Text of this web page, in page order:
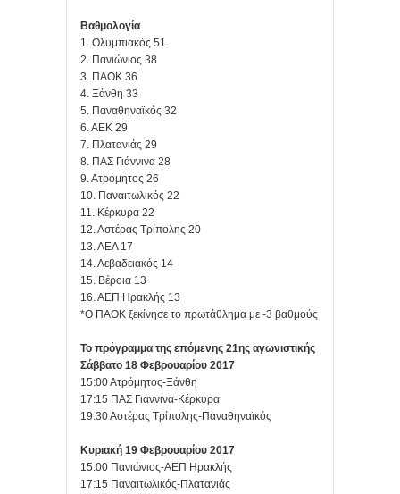
Βαθμολογία
1. Ολυμπιακός 51
2. Πανιώνιος 38
3. ΠΑΟΚ 36
4. Ξάνθη 33
5. Παναθηναϊκός 32
6. ΑΕΚ 29
7. Πλατανιάς 29
8. ΠΑΣ Γιάννινα 28
9. Ατρόμητος 26
10. Παναιτωλικός 22
11. Κέρκυρα 22
12. Αστέρας Τρίπολης 20
13. ΑΕΛ 17
14. Λεβαδειακός 14
15. Βέροια 13
16. ΑΕΠ Ηρακλής 13
*Ο ΠΑΟΚ ξεκίνησε το πρωτάθλημα με -3 βαθμούς
Το πρόγραμμα της επόμενης 21ης αγωνιστικής
Σάββατο 18 Φεβρουαρίου 2017
15:00 Ατρόμητος-Ξάνθη
17:15 ΠΑΣ Γιάννινα-Κέρκυρα
19:30 Αστέρας Τρίπολης-Παναθηναϊκός
Κυριακή 19 Φεβρουαρίου 2017
15:00 Πανιώνιος-ΑΕΠ Ηρακλής
17:15 Παναιτωλικός-Πλατανιάς